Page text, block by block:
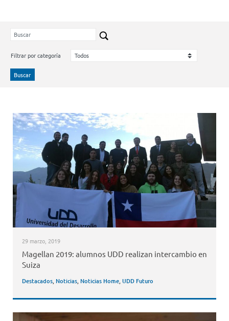
Filtrar por categoría
Buscar
29 marzo, 2019
Magellan 2019: alumnos UDD realizan intercambio en
Suiza
Destacados, Noticias, Noticias Home,UDD Futuro